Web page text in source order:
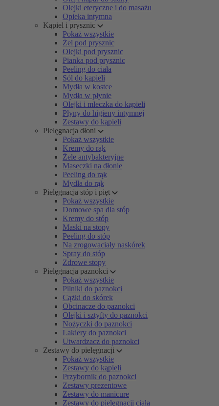
Olejki eteryczne i do masażu
Opieka intymna
Kąpiel i prysznic
Pokaż wszystkie
Żel pod prysznic
Olejki pod prysznic
Pianka pod prysznic
Peeling do ciała
Sól do kąpieli
Mydła w kostce
Mydła w płynie
Olejki i mleczka do kąpieli
Płyny do higieny intymnej
Zestawy do kąpieli
Pielęgnacja dłoni
Pokaż wszystkie
Kremy do rąk
Żele antybakteryjne
Maseczki na dłonie
Peeling do rąk
Mydła do rąk
Pielęgnacja stóp i pięt
Pokaż wszystkie
Domowe spa dla stóp
Kremy do stóp
Maski na stopy
Peeling do stóp
Na zrogowaciały naskórek
Spray do stóp
Zdrowe stopy
Pielęgnacja paznokci
Pokaż wszystkie
Pilniki do paznokci
Cążki do skórek
Obcinacze do paznokci
Olejki i sztyfty do paznokci
Nożyczki do paznokci
Lakiery do paznokci
Utwardzacz do paznokci
Zestawy do pielęgnacji
Pokaż wszystkie
Zestawy do kąpieli
Przybornik do paznokci
Zestawy prezentowe
Zestawy do manicure
Zestawy do pielęgnacji ciała